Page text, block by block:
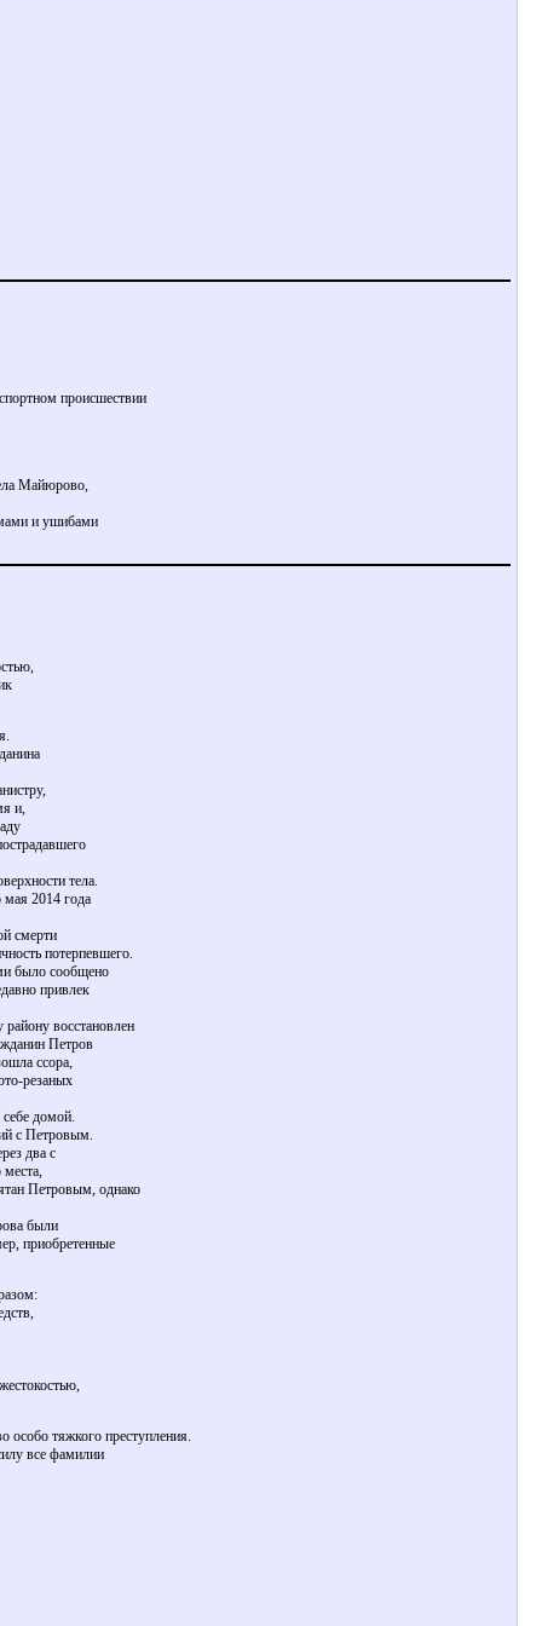
происшествии
Майюрово,
и ушибами
и,
тела.
мая 2014 года
смерти
потерпевшего.
было сообщено
привлек
восстановлен
Петров
ссора,
резаных
домой.
с Петровым.
два с
Петровым, однако
были
приобретенные
особо тяжкого преступления.
все фамилии